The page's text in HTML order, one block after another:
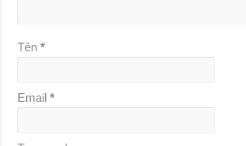
Tên*
Email*